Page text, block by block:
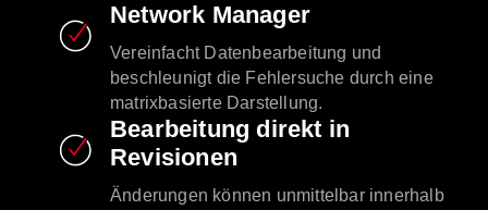
Network Manager
Vereinfacht Datenbearbeitung und
beschleunigt die Fehlersuche durch eine
matrixbasierte Darstellung.
Bearbeitung direkt in
Revisionen
Änderungen können unmittelbar innerhalb